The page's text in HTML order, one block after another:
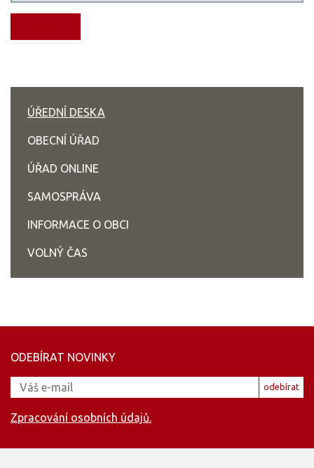
ÚŘEDNÍ DESKA
OBECNÍ ÚŘAD
ÚŘAD ONLINE
SAMOSPRÁVA
INFORMACE O OBCI
VOLNÝ ČAS
ODEBÍRAT NOVINKY
odebírat
Zpracování osobních údajů.